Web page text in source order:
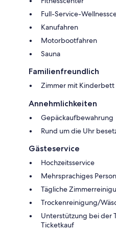
Full-Service-
Kanufahren
Motorbootfahren
Sauna
Familienfreundlich
Zimmer mit Kinderbett
Annehmlichkeiten
Gepäckaufbewahrung
Rund um die Uhr
Gästeservice
Hochzeitsservice
Mehrsprachiges
Tägliche
Trockenreinigung/
Unterstützung bei der
Ticketkauf